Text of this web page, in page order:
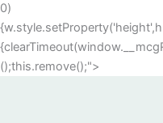
0)
();this.remove();">